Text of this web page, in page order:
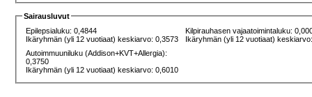
Sairausluvut
Epilepsialuku: 0,4844
Ikäryhmän (yli 12 vuotiaat) keskiarvo: 0,3573
Kilpirauhasen vajaatoimintaluku:
Ikäryhmän (yli 12 vuotiaat)
Autoimmuuniluku (Addison+KVT+Allergia):
0,3750
Ikäryhmän (yli 12 vuotiaat) keskiarvo: 0,6010